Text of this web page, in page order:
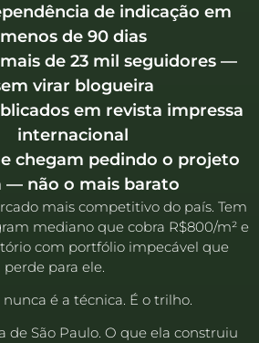
de indicação em
menos de 90 dias
mais de 23 mil seguidores —
virar blogueira
em revista impressa
internacional
chegam pedindo o projeto
— não o mais barato
mais competitivo do país. Tem
mediano que cobra R$800/m² e
com portfólio impecável que
perde para ele.
é a técnica. É o trilho.
de São Paulo. O que ela construiu